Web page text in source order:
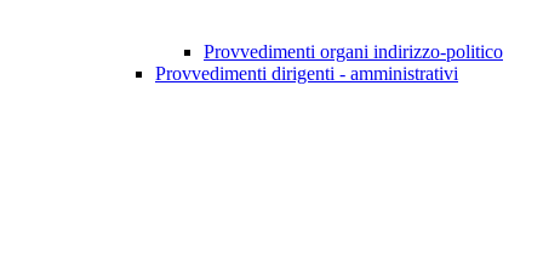
Provvedimenti organi indirizzo-politico
Provvedimenti dirigenti - amministrativi